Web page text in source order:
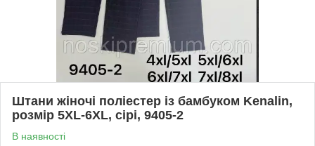
Штани жіночі поліестер із бамбуком Kenalin,
розмір 5XL-6XL, сірі, 9405-2
В наявності